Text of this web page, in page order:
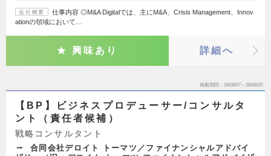
会社概要
仕事内容 ◎M&A Digitalでは、主にM&A、Crisis Management、Innov
ationの領域において…
興味あり 詳細へ
掲載期間 26/08/07～26/08/20
【BP】ビジネスプロデューサー/コンサルタ
ント（責任者候補）
戦略コンサルタント
合同会社デロイト トーマツ／ファイナンシャルアドバイ